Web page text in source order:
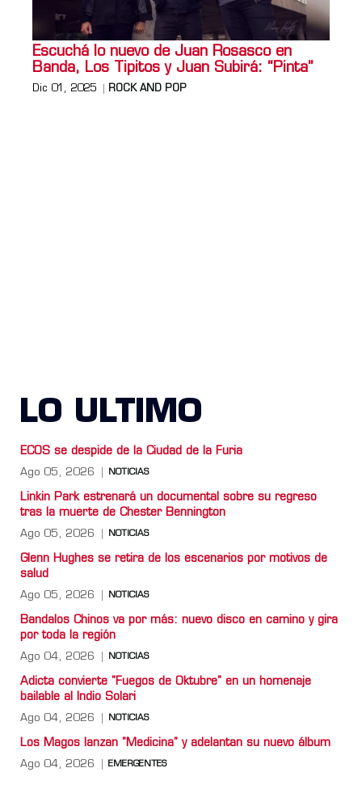
Escuchá lo nuevo de Juan Rosasco en
Banda, Los Tipitos y Juan Subirá: “Pinta”
Dic 01, 2025 ROCK AND POP
LO ULTIMO
ECOS se despide de la Ciudad de la Furia
Ago 05, 2026 NOTICIAS
Linkin Park estrenará un documental sobre su regreso
tras la muerte de Chester Bennington
Ago 05, 2026 NOTICIAS
Glenn Hughes se retira de los escenarios por motivos de
salud
Ago 05, 2026 NOTICIAS
Bandalos Chinos va por más: nuevo disco en camino y gira
por toda la región
Ago 04, 2026 NOTICIAS
Adicta convierte "Fuegos de Oktubre" en un homenaje
bailable al Indio Solari
Ago 04, 2026 NOTICIAS
Los Magos lanzan "Medicina" y adelantan su nuevo álbum
Ago 04, 2026 EMERGENTES